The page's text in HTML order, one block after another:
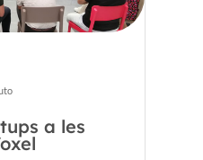
a les